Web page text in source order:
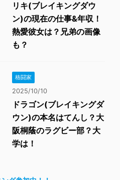
リキ(ブレイキングダウ
ン)の現在の仕事&年収！
熱愛彼女は？兄弟の画像
も？
格闘家
2025/10/10
ドラゴン(ブレイキングダ
ウン)の本名はてんし？大
阪桐蔭のラグビー部？大
学は！